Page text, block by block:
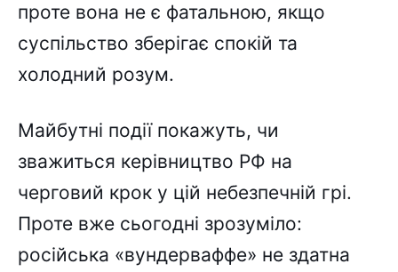
проте вона не є фатальною, якщо
суспільство зберігає спокій та
холодний розум.
Майбутні події покажуть, чи
зважиться керівництво РФ на
черговий крок у цій небезпечній грі.
Проте вже сьогодні зрозуміло:
російська «вундерваффе» не здатна